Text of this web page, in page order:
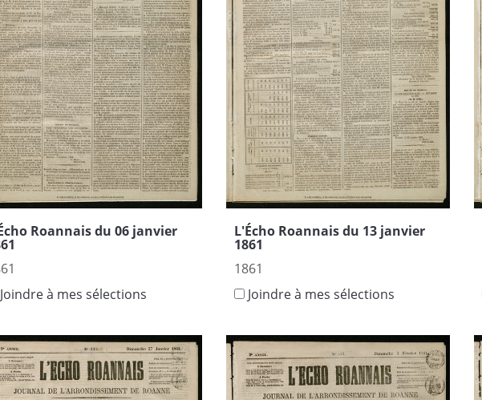
Roannais du 06 janvier
Joindre à mes sélections
L'Écho Roannais du 13 janvier
1861
1861
Joindre à mes sélections